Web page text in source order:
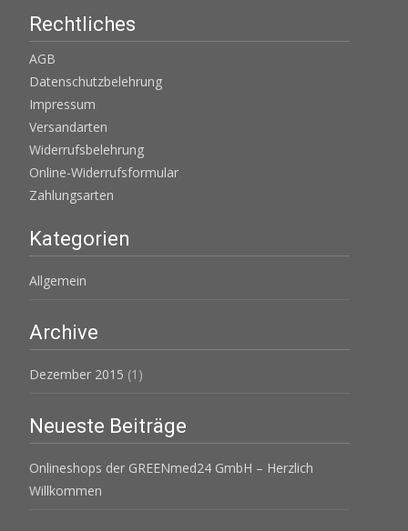
Rechtliches
AGB
Datenschutzbelehrung
Impressum
Versandarten
Widerrufsbelehrung
Online-Widerrufsformular
Zahlungsarten
Kategorien
Allgemein
Archive
Dezember 2015 (1)
Neueste Beiträge
Onlineshops der GREENmed24 GmbH – Herzlich
Willkommen